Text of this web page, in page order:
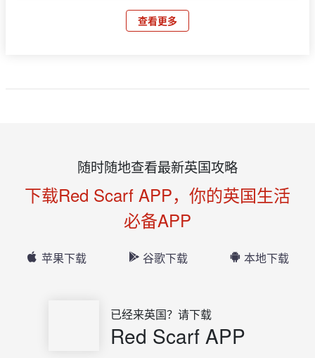
查看更多
随时随地查看最新英国攻略
下载Red Scarf APP，你的英国生活
必备APP
苹果下载 谷歌下载 本地下载
已经来英国？请下载
Red Scarf APP